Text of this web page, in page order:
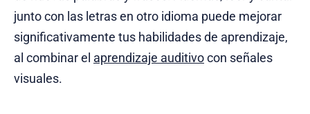
junto con las letras en otro idioma puede mejorar
significativamente tus habilidades de aprendizaje,
al combinar el aprendizaje auditivocon señales
visuales.